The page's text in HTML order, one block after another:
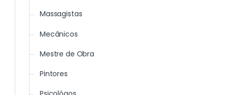
Massagistas
Mecânicos
Mestre de Obra
Pintores